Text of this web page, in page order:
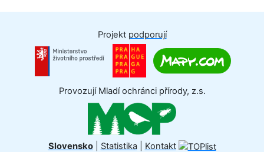
Projekt podporují
Provozují Mladí ochránci přírody, z.s.
Slovensko| Statistika| Kontakt